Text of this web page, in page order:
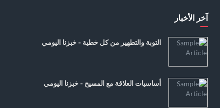
آخر الأخبار
التوبة والتطهير من كل خطية - خبزنا اليومي
أساسيات العلاقة مع المسيح - خبزنا اليومي